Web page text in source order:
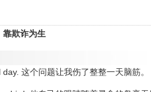
欺诈为生
这个问题让我伤了整整一天脑筋